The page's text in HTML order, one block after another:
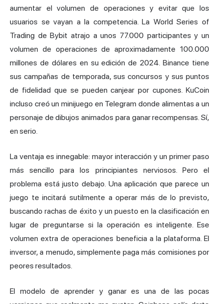
aumentar el volumen de operaciones y evitar que los
usuarios se vayan a la competencia. La World Series of
Trading de Bybit atrajo a unos 77.000 participantes y un
volumen de operaciones de aproximadamente 100.000
millones de dólares en su edición de 2024. Binance tiene
sus campañas de temporada, sus concursos y sus puntos
de fidelidad que se pueden canjear por cupones. KuCoin
incluso creó un minijuego en Telegram donde alimentas a un
personaje de dibujos animados para ganar recompensas. Sí,
en serio.
La ventaja es innegable: mayor interacción y un primer paso
más sencillo para los principiantes nerviosos. Pero el
problema está justo debajo. Una aplicación que parece un
juego te incitará sutilmente a operar más de lo previsto,
buscando rachas de éxito y un puesto en la clasificación en
lugar de preguntarse si la operación es inteligente. Ese
volumen extra de operaciones beneficia a la plataforma. El
inversor, a menudo, simplemente paga más comisiones por
peores resultados.
El modelo de aprender y ganar es una de las pocas